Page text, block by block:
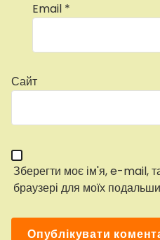
Email *
Сайт
Зберегти моє ім'я, e-mail,
браузері для моїх